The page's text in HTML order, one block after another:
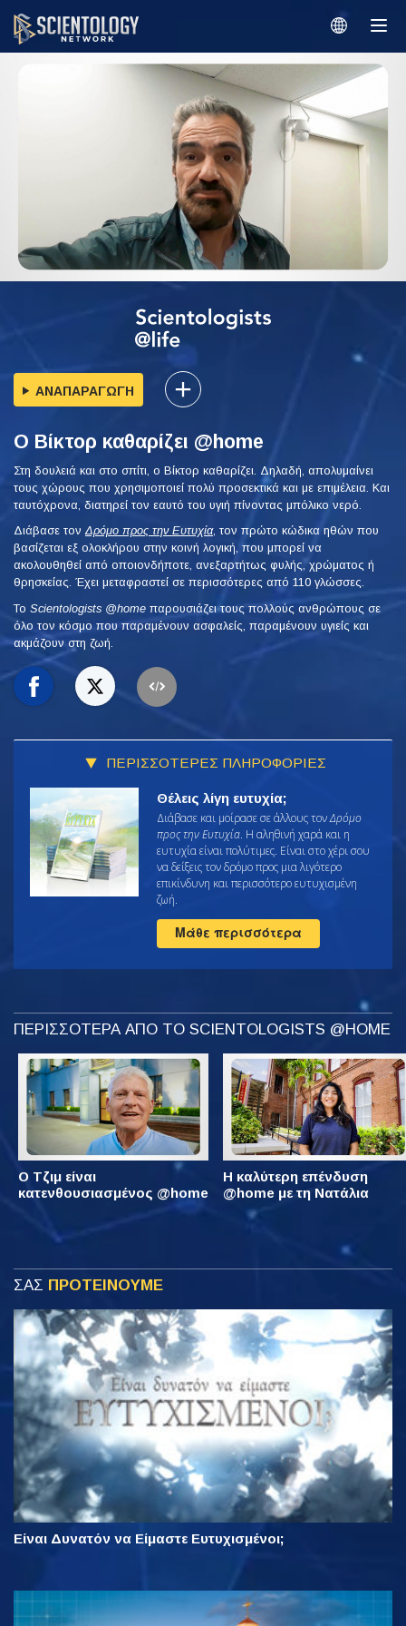
ΑΝΑΠΑΡΑΓΩΓΗ
Ο Βίκτορ καθαρίζει @home
Στη δουλειά και στο σπίτι, ο Βίκτορ καθαρίζει. Δηλαδή, απολυμαίνει
τους χώρους που χρησιμοποιεί πολύ προσεκτικά και με επιμέλεια. Και
ταυτόχρονα, διατηρεί τον εαυτό του υγιή πίνοντας μπόλικο νερό.
Διάβασε τονΔρόμο προς την Ευτυχία, τον πρώτο κώδικα ηθών που
βασίζεται εξ ολοκλήρου στην κοινή λογική, που μπορεί να
ακολουθηθεί από οποιονδήποτε, ανεξαρτήτως φυλής, χρώματος ή
θρησκείας. Έχει μεταφραστεί σε περισσότερες από 110 γλώσσες.
To Scientologists @home παρουσιάζει τους πολλούς ανθρώπους σε
όλο τον κόσμο που παραμένουν ασφαλείς, παραμένουν υγιείς και
ακμάζουν στη ζωή.
ΠΕΡΙΣΣΟΤΕΡΕΣ ΠΛΗΡΟΦΟΡΙΕΣ
Θέλεις λίγη ευτυχία;
Διάβασε και μοίρασε σε άλλους τονΔρόμο
προς την Ευτυχία. Η αληθινή χαρά και η
ευτυχία είναι πολύτιμες. Είναι στο χέρι σου
να δείξεις τον δρόμο προς μια λιγότερο
επικίνδυνη και περισσότερο ευτυχισμένη
ζωή.
Μάθε περισσότερα
ΠΕΡΙΣΣΟΤΕΡΑ ΑΠΟ ΤΟ SCIENTOLOGISTS @HOME
Ο Τζιμ είναι
κατενθουσιασμένος @home
Η καλύτερη επένδυση
@home με τη Νατάλια
ΣΑΣ ΠΡΟΤΕΙΝΟΥΜΕ
Είναι Δυνατόν να Είμαστε Ευτυχισμένοι;